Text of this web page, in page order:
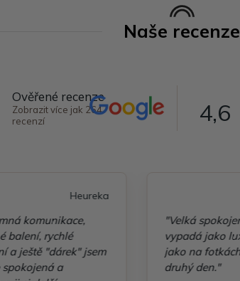
Naše recenze
Ověřené recenze
Zobrazit více jak 264
recenzí
4,6
"Velká spokojenost. Batoh
vypadá jako luxusně, stejně
jako na fotkách. Doručení
druhý den."